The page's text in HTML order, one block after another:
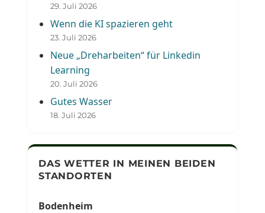
29. Juli 2026
Wenn die KI spazieren geht
23. Juli 2026
Neue „Dreharbeiten“ für Linkedin
Learning
20. Juli 2026
Gutes Wasser
18. Juli 2026
DAS WETTER IN MEINEN BEIDEN
STANDORTEN
Bodenheim